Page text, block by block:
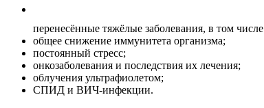
перенесённые тяжёлые заболевания, в том
общее снижение иммунитета организма;
постоянный стресс;
онкозаболевания и последствия их лечения;
облучения ультрафиолетом;
СПИД и ВИЧ-инфекции.